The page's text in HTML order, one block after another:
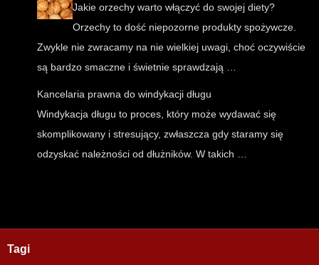
Jakie orzechy warto włączyć do swojej diety?
Orzechy to dość niepozorne produkty spożywcze.
Zwykle nie zwracamy na nie wielkiej uwagi, choć oczywiście
są bardzo smaczne i świetnie sprawdzają …
Kancelaria prawna do windykacji długu
Windykacja długu to proces, który może wydawać się
skomplikowany i stresujący, zwłaszcza gdy staramy się
odzyskać należności od dłużników. W takich …
Tagi